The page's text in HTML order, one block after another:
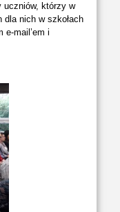
uczniów, którzy w
nich w szkołach
e-mail’em i